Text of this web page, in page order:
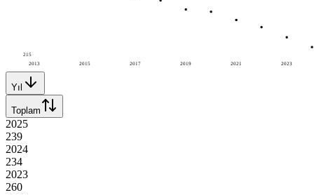
2013 2015 2017 2019 2021 2023
215
Yıl
Toplam
2025
239
2024
234
2023
260